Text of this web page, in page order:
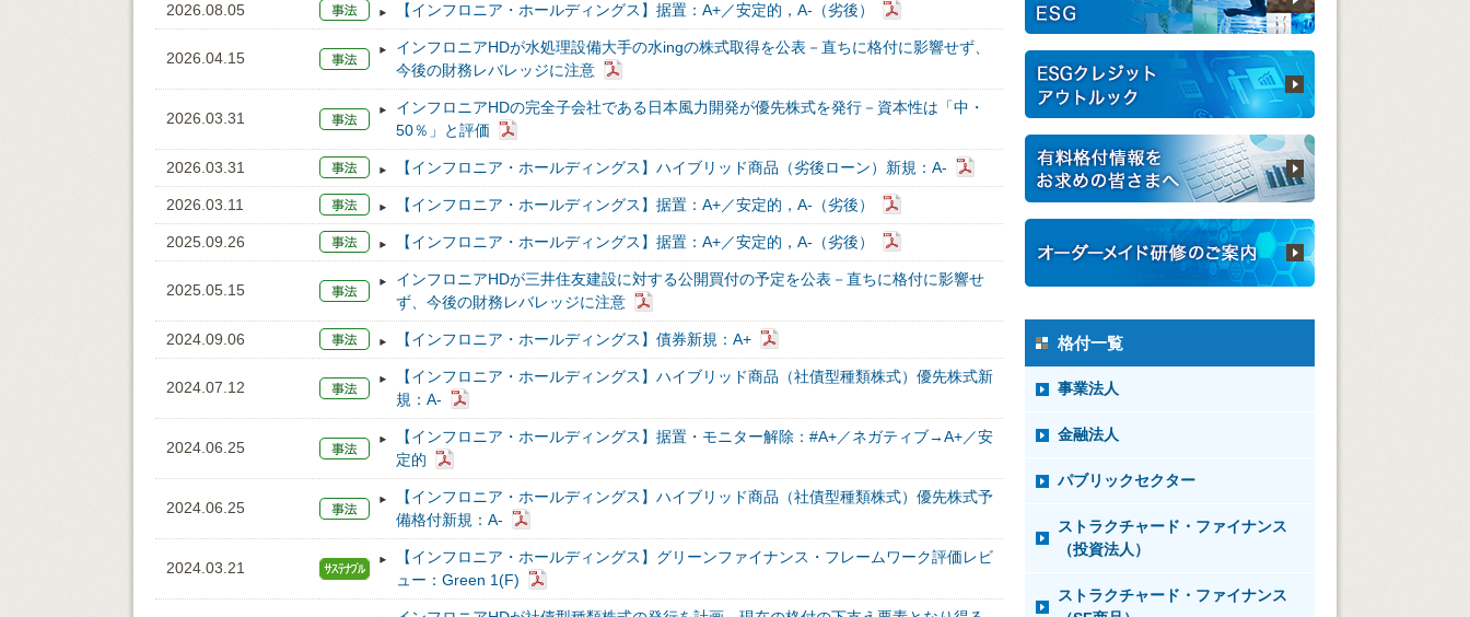
2026.08.05 【インフロニア・ホールディングス】据置：A+／安定的，A-（劣後）
2026.04.15
インフロニアHDが水処理設備大手の水ingの株式取得を公表－直ちに格付に影響せず、
今後の財務レバレッジに注意
2026.03.31
インフロニアHDの完全子会社である日本風力開発が優先株式を発行－資本性は「中・
50％」と評価
2026.03.31 【インフロニア・ホールディングス】ハイブリッド商品（劣後ローン）新規：A-
2026.03.11 【インフロニア・ホールディングス】据置：A+／安定的，A-（劣後）
2025.09.26 【インフロニア・ホールディングス】据置：A+／安定的，A-（劣後）
2025.05.15
インフロニアHDが三井住友建設に対する公開買付の予定を公表－直ちに格付に影響せ
ず、今後の財務レバレッジに注意
2024.09.06 【インフロニア・ホールディングス】債券新規：A+
2024.07.12
【インフロニア・ホールディングス】ハイブリッド商品（社債型種類株式）優先株式新
規：A-
2024.06.25
【インフロニア・ホールディングス】据置・モニター解除：#A+／ネガティブ→A+／安
定的
2024.06.25
【インフロニア・ホールディングス】ハイブリッド商品（社債型種類株式）優先株式予
備格付新規：A-
2024.03.21
【インフロニア・ホールディングス】グリーンファイナンス・フレームワーク評価レビ
ュー：Green 1(F)
格付一覧
事業法人
金融法人
パブリックセクター
ストラクチャード・ファイナンス
（投資法人）
ストラクチャード・ファイナンス